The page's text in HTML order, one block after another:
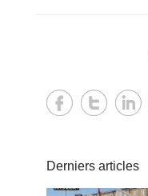
Derniers articles